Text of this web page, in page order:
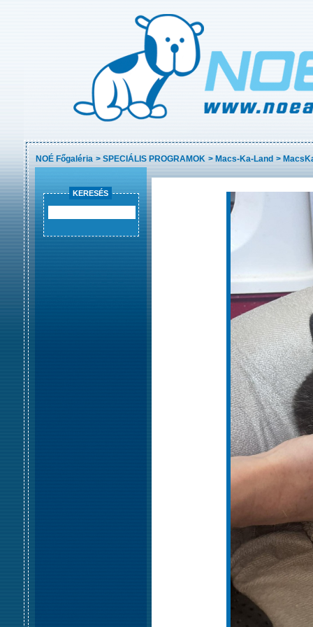
NOÉ Főgaléria >SPECIÁLIS PROGRAMOK >Macs-Ka-Land >
KERESÉS